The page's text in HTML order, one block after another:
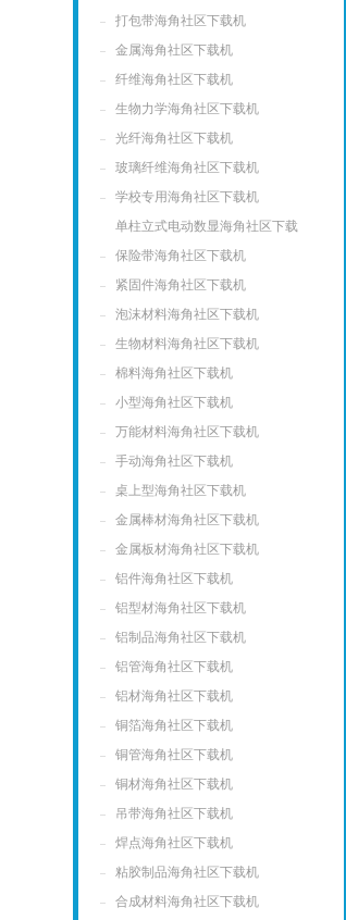
打包带海角社区下载机
金属海角社区下载机
纤维海角社区下载机
生物力学海角社区下载机
光纤海角社区下载机
玻璃纤维海角社区下载机
学校专用海角社区下载机
单柱立式电动数显海角社区下载
机
保险带海角社区下载机
紧固件海角社区下载机
泡沫材料海角社区下载机
生物材料海角社区下载机
棉料海角社区下载机
小型海角社区下载机
万能材料海角社区下载机
手动海角社区下载机
桌上型海角社区下载机
金属棒材海角社区下载机
金属板材海角社区下载机
铝件海角社区下载机
铝型材海角社区下载机
铝制品海角社区下载机
铝管海角社区下载机
铝材海角社区下载机
铜箔海角社区下载机
铜管海角社区下载机
铜材海角社区下载机
吊带海角社区下载机
焊点海角社区下载机
粘胶制品海角社区下载机
合成材料海角社区下载机